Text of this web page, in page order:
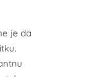
je da